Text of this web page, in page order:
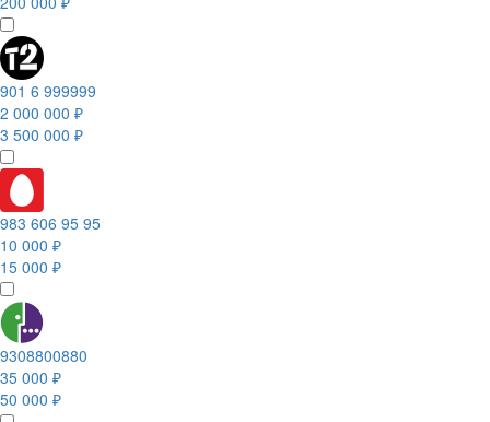
901 6 999999
2 000 000 ₽
3 500 000 ₽
983 606 95 95
10 000 ₽
15 000 ₽
9308800880
35 000 ₽
50 000 ₽